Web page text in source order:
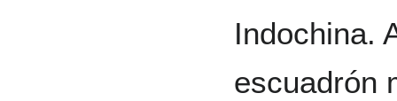
Indochina.
escuadrón